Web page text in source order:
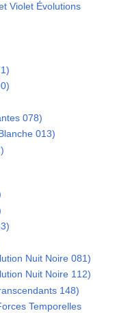
Violet Évolutions
078)
013)
Nuit Noire 081)
Nuit Noire 112)
148)
Temporelles